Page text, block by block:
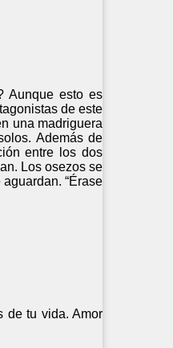
Aunque esto es
de este
una madriguera
Además de
entre los dos
Los osezos se
“Érase
de tu vida. Amor